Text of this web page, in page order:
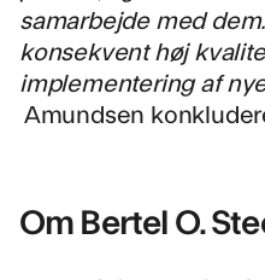
samarbejde med
konsekvent høj
implementering af
Amundsen
Om Bertel O.